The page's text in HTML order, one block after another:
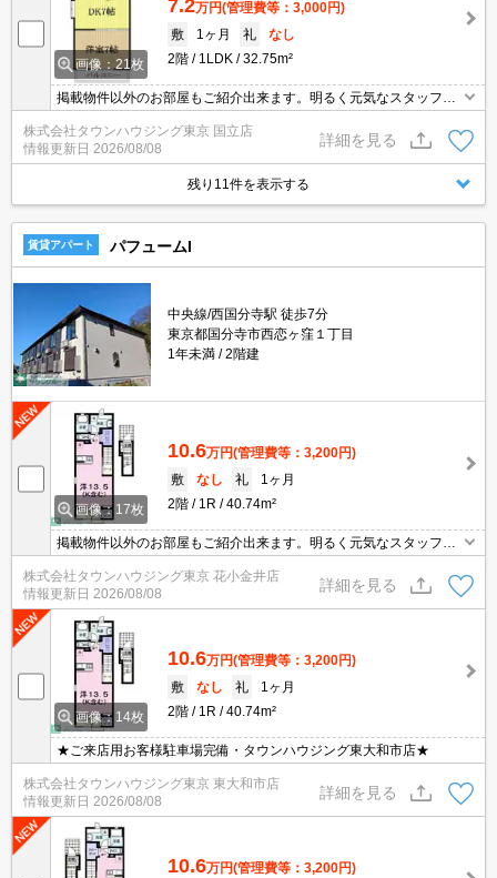
画像：21枚
7.2万円(管理費等：3,000円)
敷
1ヶ月 礼
なし
2階
1LDK 32.75m²
掲載物件以外のお部屋もご紹介出来ます。明るく元気なスタッフが
丁寧にご対応させていただきます。オンラインで見学・接客可能で
す！お気軽にお問い合わせ下さい☆★
株式会社タウンハウジング東京 国立店
情報更新日 2026/08/08
詳細を見る
残り11件を表示する
賃貸アパート パフュームI
中央線/西国分寺駅 徒歩7分
東京都国分寺市西恋ヶ窪１丁目
1年未満
2階建
画像：17枚
10.6万円(管理費等：3,200円)
敷
なし 礼
1ヶ月
2階
1R 40.74m²
掲載物件以外のお部屋もご紹介出来ます。明るく元気なスタッフが
丁寧にご対応させていただきます。オンラインで見学・接客可能で
す！お気軽にお問い合わせ下さい☆★
株式会社タウンハウジング東京 花小金井店
情報更新日 2026/08/08
詳細を見る
画像：14枚
10.6万円(管理費等：3,200円)
敷
なし 礼
1ヶ月
2階
1R 40.74m²
★ご来店用お客様駐車場完備・タウンハウジング東大和市店★
株式会社タウンハウジング東京 東大和市店
情報更新日 2026/08/08
詳細を見る
10.6万円(管理費等：3,200円)